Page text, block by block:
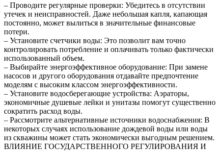
– Проводите регулярные проверки: Убедитесь в отсутствии
утечек и неисправностей. Даже небольшая капля, капающая
постоянно, может вылиться в значительные финансовые
потери.
– Установите счетчики воды: Это позволит вам точно
контролировать потребление и оплачивать только фактически
использованный объем.
– Выбирайте энергоэффективное оборудование: При замене
насосов и другого оборудования отдавайте предпочтение
моделям с высоким классом энергоэффективности.
– Установите водосберегающие устройства: Аэраторы,
экономичные душевые лейки и унитазы помогут существенно
сократить расход воды.
– Рассмотрите альтернативные источники водоснабжения: В
некоторых случаях использование дождевой воды или воды
из скважины может стать экономически выгодным решением.
ВЛИЯНИЕ ГОСУДАРСТВЕННОГО РЕГУЛИРОВАНИЯ И